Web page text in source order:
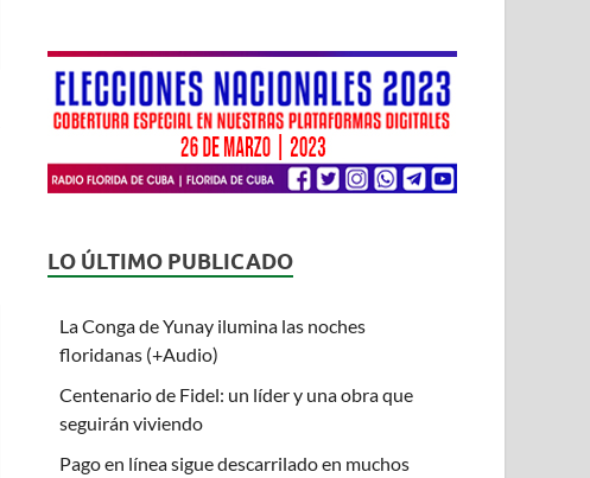
LO ÚLTIMO PUBLICADO
La Conga de Yunay ilumina las noches
floridanas (+Audio)
Centenario de Fidel: un líder y una obra que
seguirán viviendo
Pago en línea sigue descarrilado en muchos